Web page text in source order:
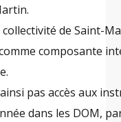
collectivité de Saint-
composante
pas accès aux
dans les DOM,